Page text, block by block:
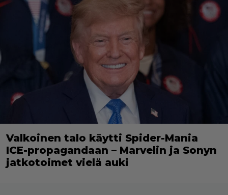
Valkoinen talo käytti Spider-Mania
ICE-propagandaan – Marvelin ja Sonyn
jatkotoimet vielä auki